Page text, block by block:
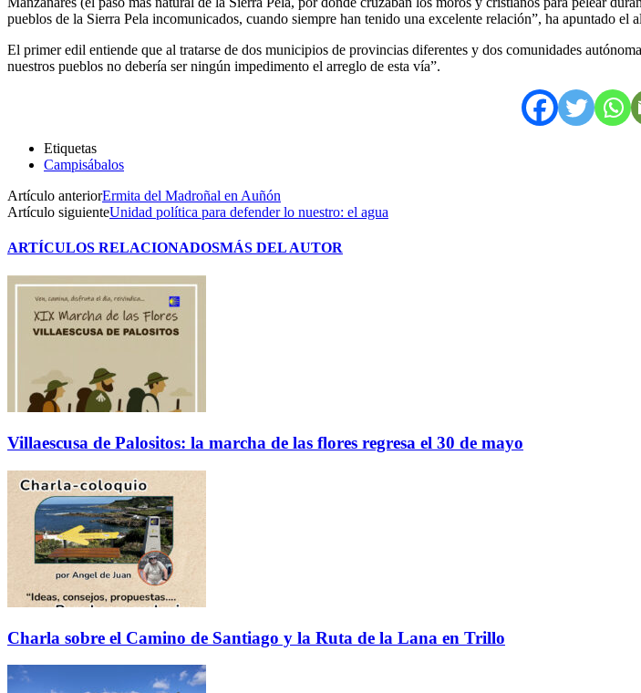
pueblos de la Sierra Pela incomunicados, cuando siempre han tenido una excelente relación”, ha apuntado el
El primer edil entiende que al tratarse de dos municipios de provincias diferentes y dos comunidades
nuestros pueblos no debería ser ningún impedimento el arreglo de esta vía”.
Etiquetas
Campisábalos
Artículo anteriorErmita del Madroñal en Auñón
Artículo siguienteUnidad política para defender lo nuestro: el agua
ARTÍCULOS RELACIONADOSMÁS DEL AUTOR
Villaescusa de Palositos: la marcha de las flores regresa el 30 de mayo
Charla sobre el Camino de Santiago y la Ruta de la Lana en Trillo